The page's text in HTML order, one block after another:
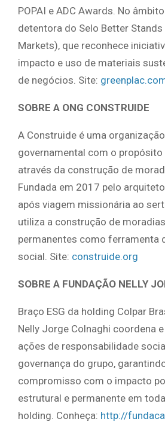
POPAI e ADC Awards. No
detentora do Selo Better
Markets), que reconhece
impacto e uso de materiais
de negócios. Site:
SOBRE A ONG CONSTRUIDE
A Construide é uma
governamental com o
através da construção de
Fundada em 2017 pelo
após viagem missionária ao
utiliza a construção de
permanentes como ferramenta
social. Site: construide.org
SOBRE A FUNDAÇÃO NELLY
Braço ESG da holding Colpar
Nelly Jorge Colnaghi coordena
ações de responsabilidade
governança do grupo,
compromisso com o impacto
estrutural e permanente em
holding. Conheça: http://